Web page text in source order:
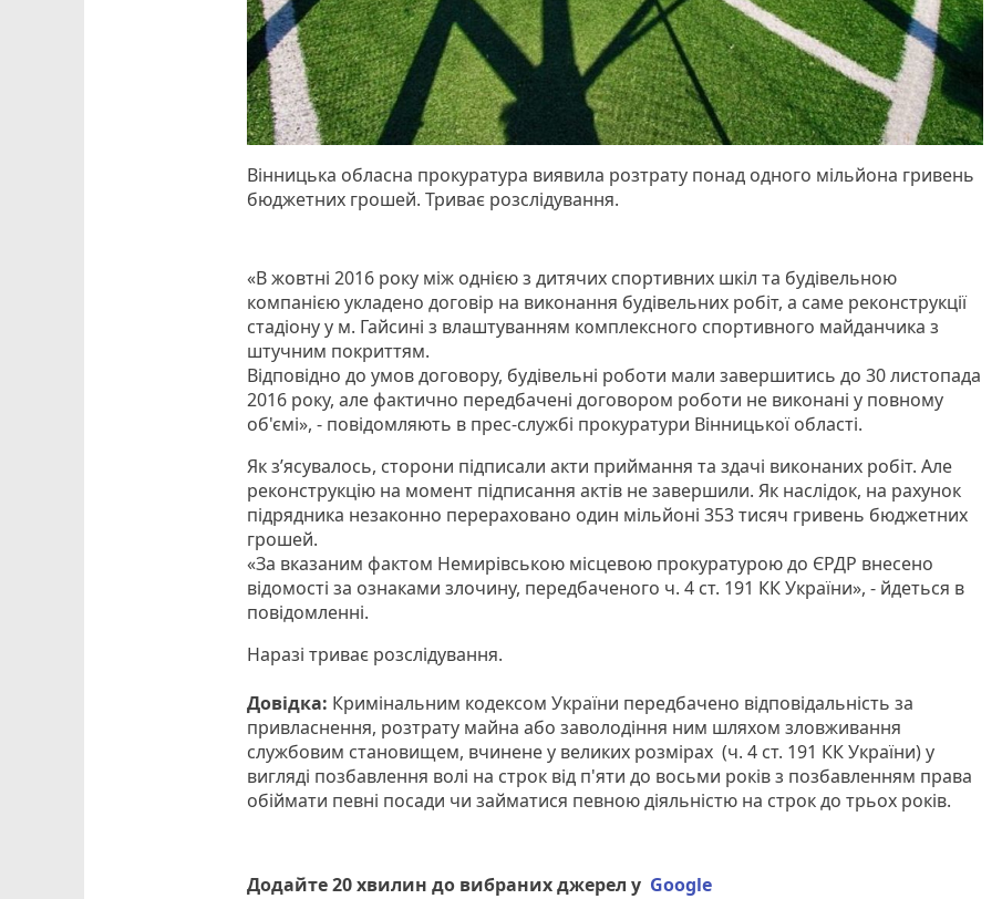
Вінницька обласна прокуратура виявила розтрату понад одного мільйона гривень
бюджетних грошей. Триває розслідування.
«В жовтні 2016 року між однією з дитячих спортивних шкіл та будівельною
компанією укладено договір на виконання будівельних робіт, а саме реконструкції
стадіону у м. Гайсині з влаштуванням комплексного спортивного майданчика з
штучним покриттям.
Відповідно до умов договору, будівельні роботи мали завершитись до 30 листопада
2016 року, але фактично передбачені договором роботи не виконані у повному
об'ємі», - повідомляють в прес-службі прокуратури Вінницької області.
Як з’ясувалось, сторони підписали акти приймання та здачі виконаних робіт. Але
реконструкцію на момент підписання актів не завершили. Як наслідок, на рахунок
підрядника незаконно перераховано один мільйоні 353 тисяч гривень бюджетних
грошей.
«За вказаним фактом Немирівською місцевою прокуратурою до ЄРДР внесено
відомості за ознаками злочину, передбаченого ч. 4 ст. 191 КК України», - йдеться в
повідомленні.
Наразі триває розслідування.
Довідка: Кримінальним кодексом України передбачено відповідальність за
привласнення, розтрату майна або заволодіння ним шляхом зловживання
службовим становищем, вчинене у великих розмірах (ч. 4 ст. 191 КК України) у
вигляді позбавлення волі на строк від п'яти до восьми років з позбавленням права
обіймати певні посади чи займатися певною діяльністю на строк до трьох років.
Додайте 20 хвилин до вибраних джерел у Google